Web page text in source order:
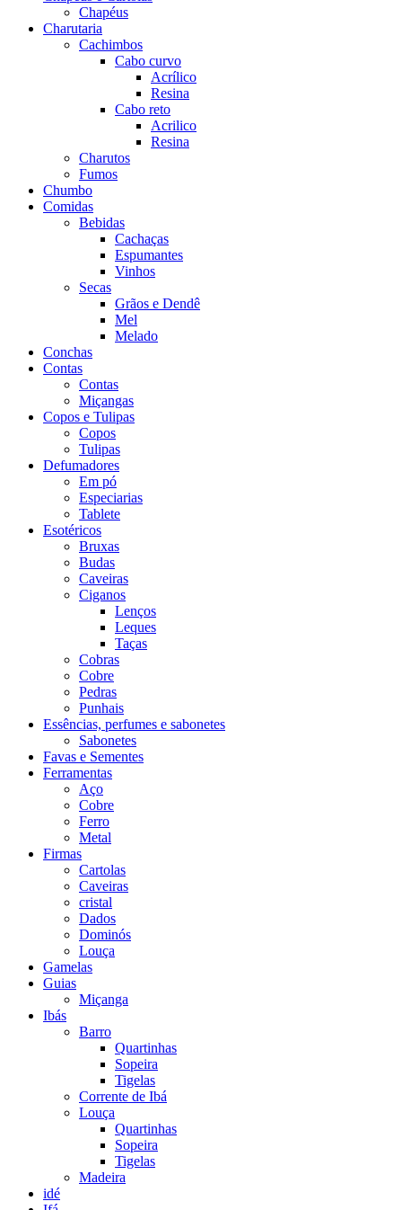
Chapéus
Charutaria
Cachimbos
Cabo curvo
Acrílico
Resina
Cabo reto
Acrilico
Resina
Charutos
Fumos
Chumbo
Comidas
Bebidas
Cachaças
Espumantes
Vinhos
Secas
Grãos e Dendê
Mel
Melado
Conchas
Contas
Contas
Miçangas
Copos e Tulipas
Copos
Tulipas
Defumadores
Em pó
Especiarias
Tablete
Esotéricos
Bruxas
Budas
Caveiras
Ciganos
Lenços
Leques
Taças
Cobras
Cobre
Pedras
Punhais
Essências, perfumes e sabonetes
Sabonetes
Favas e Sementes
Ferramentas
Aço
Cobre
Ferro
Metal
Firmas
Cartolas
Caveiras
cristal
Dados
Dominós
Louça
Gamelas
Guias
Miçanga
Ibás
Barro
Quartinhas
Sopeira
Tigelas
Corrente de Ibá
Louça
Quartinhas
Sopeira
Tigelas
Madeira
idé